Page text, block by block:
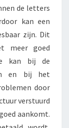
de letters
kan een
zijn. Dit
meer goed
kan bij de
en bij het
door
verstuurd
aankomt.